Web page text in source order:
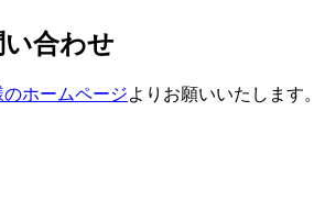
合わせ
のホームページよりお願いいたします。